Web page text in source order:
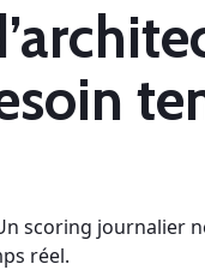
scoring journalier
réel.